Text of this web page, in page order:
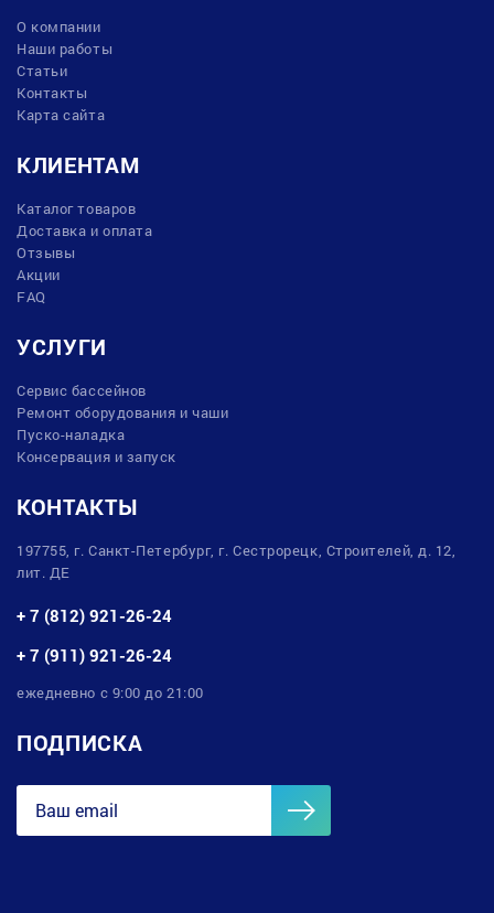
О компании
Наши работы
Статьи
Контакты
Карта сайта
КЛИЕНТАМ
Каталог товаров
Доставка и оплата
Отзывы
Акции
FAQ
УСЛУГИ
Сервис бассейнов
Ремонт оборудования и чаши
Пуско-наладка
Консервация и запуск
КОНТАКТЫ
197755, г. Санкт-Петербург, г. Сестрорецк, Строителей, д. 12,
лит. ДЕ
+ 7 (812) 921-26-24
+ 7 (911) 921-26-24
ежедневно с 9:00 до 21:00
ПОДПИСКА